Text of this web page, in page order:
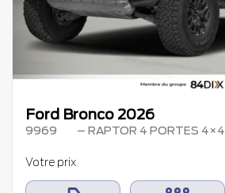
Ford Bronco 2026
9969 – RAPTOR 4 PORTES 4×4
Votre prix